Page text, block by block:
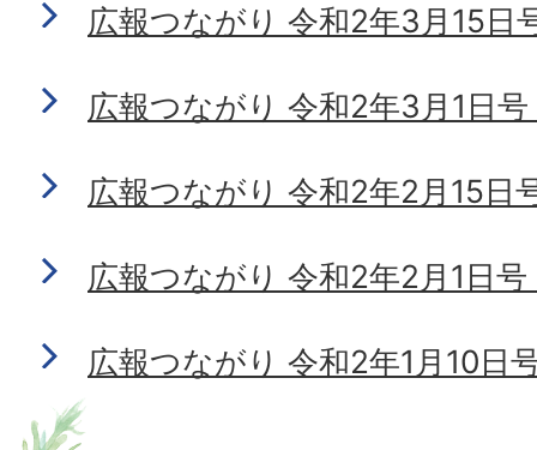
広報つながり 令和2年3月15日
広報つながり 令和2年3月1日
広報つながり 令和2年2月15日
広報つながり 令和2年2月1日
広報つながり 令和2年1月10日